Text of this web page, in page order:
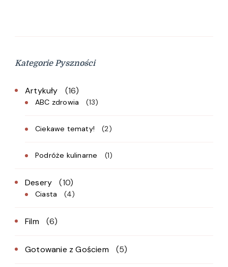
Kategorie Pyszności
Artykuły (16)
ABC zdrowia (13)
Ciekawe tematy! (2)
Podróże kulinarne (1)
Desery (10)
Ciasta (4)
Film (6)
Gotowanie z Gościem (5)